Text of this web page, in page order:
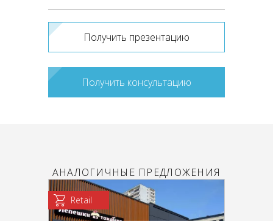
Получить презентацию
Получить консультацию
АНАЛОГИЧНЫЕ ПРЕДЛОЖЕНИЯ
Retail